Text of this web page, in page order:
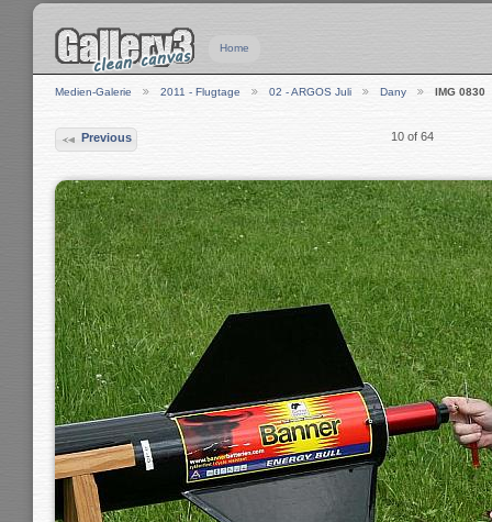
Home
Medien-Galerie 2011 - Flugtage 02 - ARGOS Juli Dany IMG 0830
Previous 10 of 64